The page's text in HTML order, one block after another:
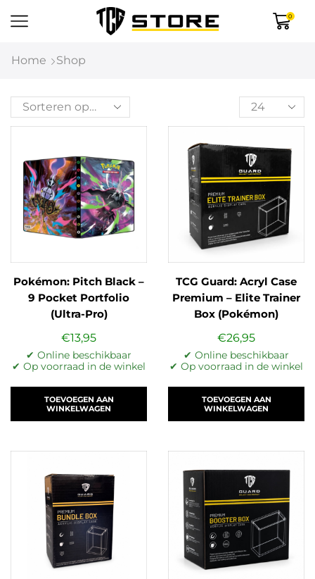
0
Home Shop
Pokémon: Pitch Black –
9 Pocket Portfolio
(Ultra-Pro)
€13,95
✔ Online beschikbaar
✔ Op voorraad in de winkel
TOEVOEGEN AAN
WINKELWAGEN
TCG Guard: Acryl Case
Premium – Elite Trainer
Box (Pokémon)
€26,95
✔ Online beschikbaar
✔ Op voorraad in de winkel
TOEVOEGEN AAN
WINKELWAGEN